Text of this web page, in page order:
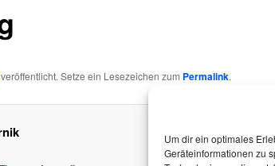
Um dir ein optimales
Geräteinformationen zu
Setze ein Lesezeichen zum Permalink.